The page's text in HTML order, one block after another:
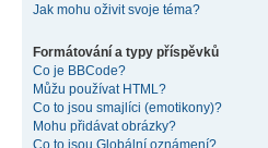
Jak mohu oživit svoje téma?
Formátování a typy příspěvků
Co je BBCode?
Můžu používat HTML?
Co to jsou smajlíci (emotikony)?
Mohu přidávat obrázky?
Co to jsou Globální oznámení?